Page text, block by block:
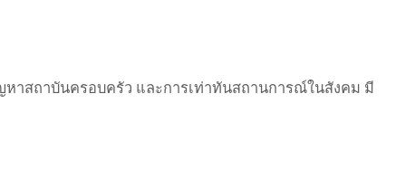
สถาบันครอบครัว และการเท่าทันสถานการณ์ในสังคม มี